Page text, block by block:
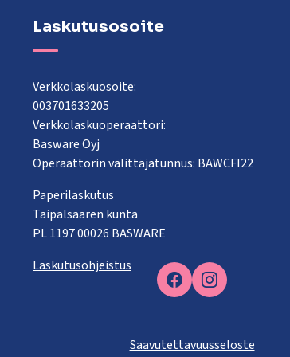
Facebook
Laskutusosoite
Verkkolaskuosoite:
003701633205
Verkkolaskuoperaattori:
Basware Oyj
Operaattorin välittäjätunnus: BAWCFI22
Paperilaskutus
Taipalsaaren kunta
PL 1197 00026 BASWARE
Laskutusohjeistus
Saavutettavuusseloste